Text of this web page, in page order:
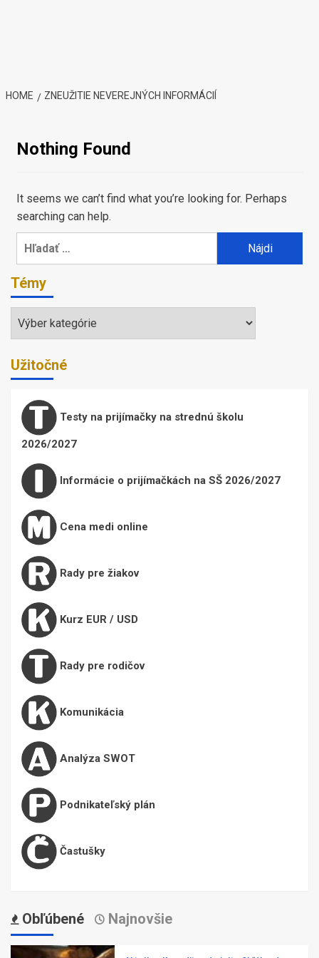
HOME ZNEUŽITIE NEVEREJNÝCH INFORMÁCIÍ
Nothing Found
It seems we can’t find what you’re looking for. Perhaps
searching can help.
Hľadať:
Témy
Témy
Užitočné
Testy na prijímačky na strednú školu
2026/2027
Informácie o prijímačkách na SŠ 2026/2027
Cena medi online
Rady pre žiakov
Kurz EUR / USD
Rady pre rodičov
Komunikácia
Analýza SWOT
Podnikateľský plán
Častušky
Obľúbené Najnovšie